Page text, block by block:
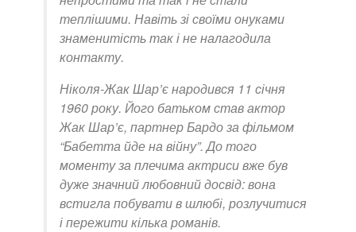
теплішими. Навіть зі своїми онуками
знаменитість так і не налагодила
контакту.
Ніколя-Жак Шар’є народився 11 січня
1960 року. Його батьком став актор
Жак Шар’є, партнер Бардо за фільмом
“Бабетта йде на війну”. До того
моменту за плечима актриси вже був
дуже значний любовний досвід: вона
встигла побувати в шлюбі, розлучитися
і пережити кілька романів.